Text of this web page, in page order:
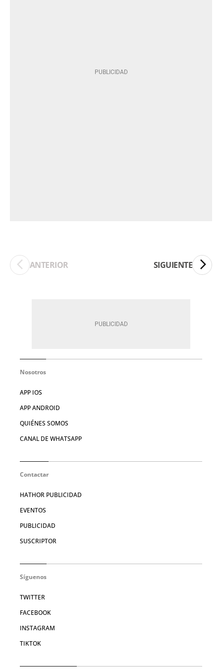
ANTERIOR SIGUIENTE
Nosotros
APP IOS
APP ANDROID
QUIÉNES SOMOS
CANAL DE WHATSAPP
Contactar
HATHOR PUBLICIDAD
EVENTOS
PUBLICIDAD
SUSCRIPTOR
Síguenos
TWITTER
FACEBOOK
INSTAGRAM
TIKTOK